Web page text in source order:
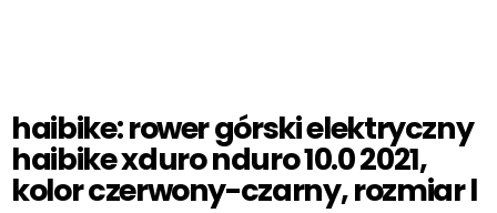
haibike: rower górski elektryczny
haibike xduro nduro 10.0 2021,
kolor czerwony-czarny, rozmiar l